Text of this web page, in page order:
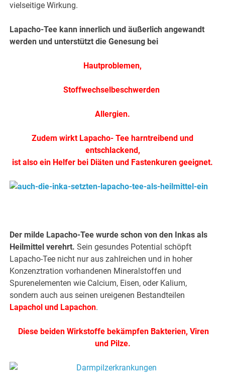
vielseitige Wirkung.
Lapacho-Tee kann innerlich und äußerlich angewandt
werden und unterstützt die Genesung bei
Hautproblemen,
Stoffwechselbeschwerden
Allergien.
Zudem wirkt Lapacho- Tee harntreibend und
entschlackend,
ist also ein Helfer bei Diäten und Fastenkuren geeignet.
Der milde Lapacho-Tee wurde schon von den Inkas als
Heilmittel verehrt. Sein gesundes Potential schöpft
Lapacho-Tee nicht nur aus zahlreichen und in hoher
Konzenztration vorhandenen Mineralstoffen und
Spurenelementen wie Calcium, Eisen, oder Kalium,
sondern auch aus seinen ureigenen Bestandteilen
Lapachol und Lapachon.
Diese beiden Wirkstoffe bekämpfen Bakterien, Viren
und Pilze.